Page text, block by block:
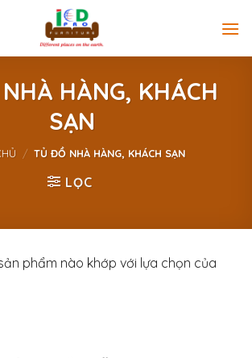
HÀNG, KHÁCH
SẠN
/ TỦ ĐỒ NHÀ HÀNG, KHÁCH SẠN
LỌC
phẩm nào khớp với lựa chọn của